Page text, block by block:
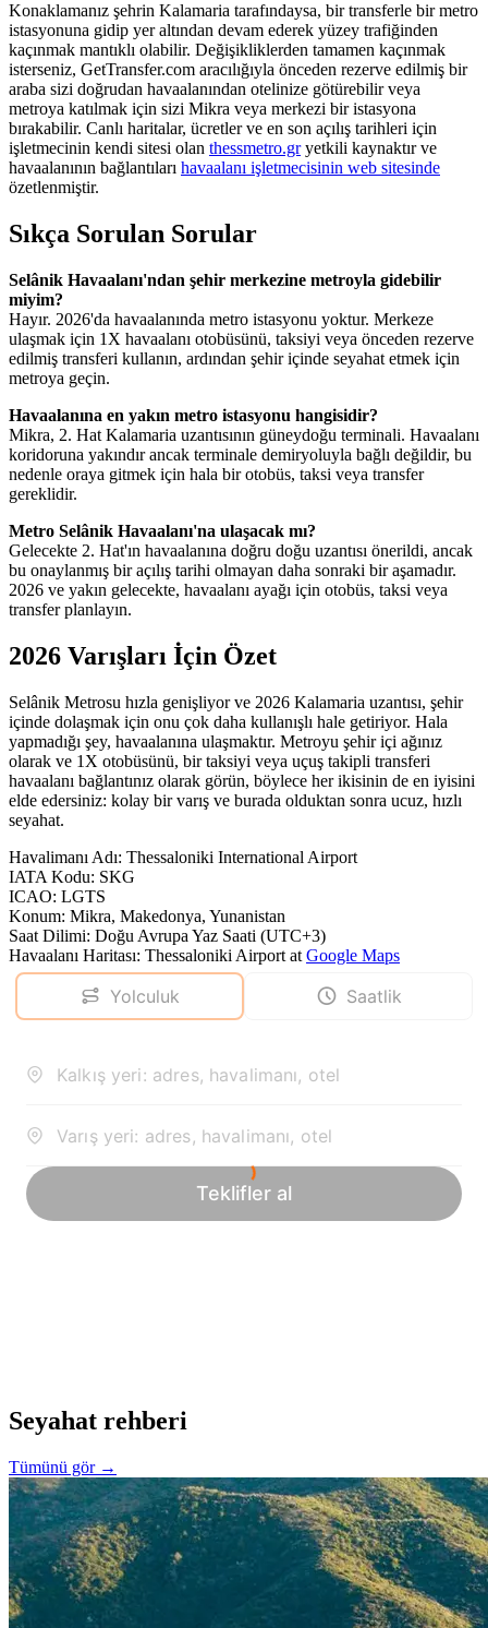
Konaklamanız şehrin Kalamaria tarafındaysa, bir transferle bir metro
istasyonuna gidip yer altından devam ederek yüzey trafiğinden
kaçınmak mantıklı olabilir. Değişikliklerden tamamen kaçınmak
isterseniz, GetTransfer.com aracılığıyla önceden rezerve edilmiş bir
araba sizi doğrudan havaalanından otelinize götürebilir veya
metroya katılmak için sizi Mikra veya merkezi bir istasyona
bırakabilir. Canlı haritalar, ücretler ve en son açılış tarihleri için
işletmecinin kendi sitesi olan thessmetro.gryetkili kaynaktır ve
havaalanının bağlantıları havaalanı işletmecisinin web sitesinde
özetlenmiştir.
Sıkça Sorulan Sorular
Selânik Havaalanı'ndan şehir merkezine metroyla gidebilir
miyim?
Hayır. 2026'da havaalanında metro istasyonu yoktur. Merkeze
ulaşmak için 1X havaalanı otobüsünü, taksiyi veya önceden rezerve
edilmiş transferi kullanın, ardından şehir içinde seyahat etmek için
metroya geçin.
Havaalanına en yakın metro istasyonu hangisidir?
Mikra, 2. Hat Kalamaria uzantısının güneydoğu terminali. Havaalanı
koridoruna yakındır ancak terminale demiryoluyla bağlı değildir, bu
nedenle oraya gitmek için hala bir otobüs, taksi veya transfer
gereklidir.
Metro Selânik Havaalanı'na ulaşacak mı?
Gelecekte 2. Hat'ın havaalanına doğru doğu uzantısı önerildi, ancak
bu onaylanmış bir açılış tarihi olmayan daha sonraki bir aşamadır.
2026 ve yakın gelecekte, havaalanı ayağı için otobüs, taksi veya
transfer planlayın.
2026 Varışları İçin Özet
Selânik Metrosu hızla genişliyor ve 2026 Kalamaria uzantısı, şehir
içinde dolaşmak için onu çok daha kullanışlı hale getiriyor. Hala
yapmadığı şey, havaalanına ulaşmaktır. Metroyu şehir içi ağınız
olarak ve 1X otobüsünü, bir taksiyi veya uçuş takipli transferi
havaalanı bağlantınız olarak görün, böylece her ikisinin de en iyisini
elde edersiniz: kolay bir varış ve burada olduktan sonra ucuz, hızlı
seyahat.
Havalimanı Adı: Thessaloniki International Airport
IATA Kodu: SKG
ICAO: LGTS
Konum: Mikra, Makedonya, Yunanistan
Saat Dilimi: Doğu Avrupa Yaz Saati (UTC+3)
Havaalanı Haritası: Thessaloniki Airport at Google Maps
Seyahat rehberi
Tümünü gör →